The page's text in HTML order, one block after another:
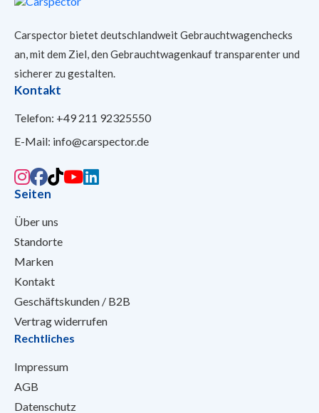
Carspector bietet deutschlandweit Gebrauchtwagenchecks
an, mit dem Ziel, den Gebrauchtwagenkauf transparenter und
sicherer zu gestalten.
Kontakt
Telefon: +49 211 92325550
E-Mail: info@carspector.de
Seiten
Über uns
Standorte
Marken
Kontakt
Geschäftskunden / B2B
Vertrag widerrufen
Rechtliches
Impressum
AGB
Datenschutz